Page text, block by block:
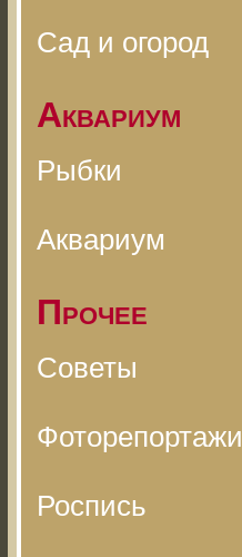
Сад и огород
Аквариум
Рыбки
Аквариум
Прочее
Советы
Фоторепортажи
Роспись